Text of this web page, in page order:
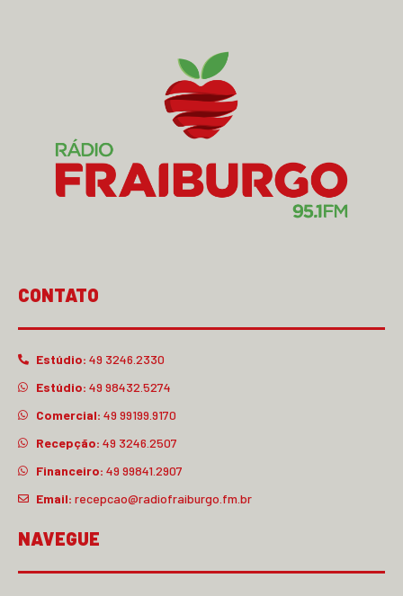
CONTATO
Estúdio: 49 3246.2330
Estúdio: 49 98432.5274
Comercial: 49 99199.9170
Recepção: 49 3246.2507
Financeiro: 49 99841.2907
Email: recepcao@radiofraiburgo.fm.br
NAVEGUE